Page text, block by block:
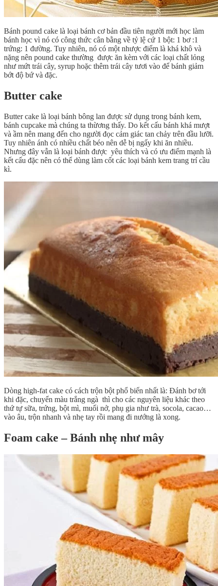
Bánh pound cake là loại bánh cơ bản đầu tiên người mới học làm
bánh học vì nó có công thức cân bằng về tỷ lệ cứ 1 bột: 1 bơ :1
trứng: 1 đường. Tuy nhiên, nó có một nhược điểm là khá khô và
nặng nên pound cake thường được ăn kèm với các loại chất lỏng
như mứt trái cây, syrup hoặc thêm trái cây tươi vào để bánh giảm
bớt độ bứ và đặc.
Butter cake
Butter cake là loại bánh bông lan được sử dụng trong bánh kem,
bánh cupcake mà chúng ta thừơng thấy. Do kết cấu bánh khá mượt
và ầm nên mang đến cho người đọc cảm giác tan chảy trên đầu lưỡi.
Tuy nhiên ánh có nhiều chất béo nên dễ bị ngấy khi ăn nhiều.
Nhưng đây vẫn là loại bánh được yêu thích và có ưu điểm mạnh là
kết cấu đặc nên có thể dùng làm cốt các loại bánh kem trang trí cầu
kì.
Dòng high-fat cake có cách trộn bột phổ biến nhất là: Đánh bơ tới
khi đặc, chuyển màu trắng ngà thì cho các nguyên liệu khác theo
thứ tự sữa, trứng, bột mì, muối nở, phụ gia như trà, socola, cacao…
vào âu, trộn nhanh và nhẹ tay rồi mang đi nướng là xong.
Foam cake – Bánh nhẹ như mây